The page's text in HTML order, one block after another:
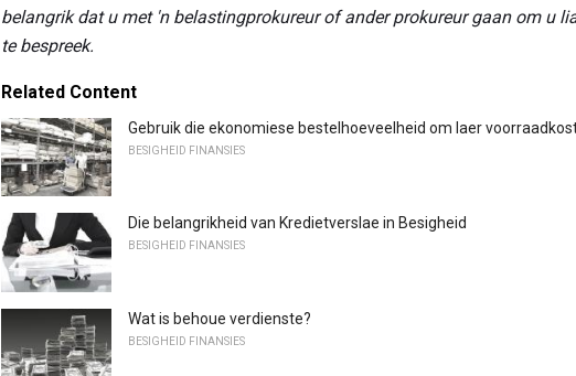
belangrik dat u met 'n belastingprokureur of ander prokureur gaan om u
te bespreek.
Related Content
Gebruik die ekonomiese bestelhoeveelheid om laer
BESIGHEID FINANSIES
Die belangrikheid van Kredietverslae in Besigheid
BESIGHEID FINANSIES
Wat is behoue ​​verdienste?
BESIGHEID FINANSIES